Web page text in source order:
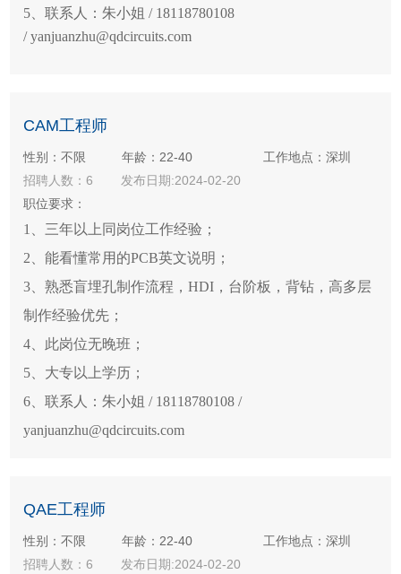
5、联系人：朱小姐 / 18118780108
/ yanjuanzhu@qdcircuits.com
CAM工程师
性别：不限 年龄：22-40
工作地点：深圳
招聘人数：6
发布日期:2024-02-20
职位要求：
1、三年以上同岗位工作经验；
2、能看懂常用的PCB英文说明；
3、熟悉盲埋孔制作流程，HDI，台阶板，背钻，高多层
制作经验优先；
4、此岗位无晚班；
5、大专以上学历；
6、联系人：朱小姐 / 18118780108 /
yanjuanzhu@qdcircuits.com
QAE工程师
性别：不限 年龄：22-40
工作地点：深圳
招聘人数：6
发布日期:2024-02-20